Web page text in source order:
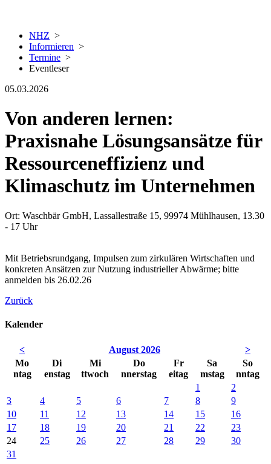
NHZ >
Informieren >
Termine >
Eventleser
05.03.2026
Von anderen lernen:
Praxisnahe Lösungsansätze für
Ressourceneffizienz und
Klimaschutz im Unternehmen
Ort: Waschbär GmbH, Lassallestraße 15, 99974 Mühlhausen, 13.30
- 17 Uhr
Mit Betriebsrundgang, Impulsen zum zirkulären Wirtschaften und
konkreten Ansätzen zur Nutzung industrieller Abwärme; bitte
anmelden bis 26.02.26
Zurück
Kalender
< August 2026
>
Mo
ntag
Di
enstag
Mi
ttwoch
Do
nnerstag
Fr
eitag
Sa
mstag
So
nntag
1
2
3
4 5 6 7 8
9
10
11 12 13 14 15
16
17
18 19 20 21 22
23
24
25 26 27 28 29
30
31